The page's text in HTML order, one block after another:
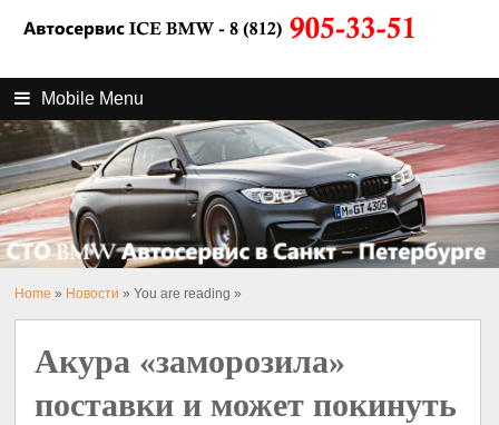
Mobile Menu
Home » Новости » You are reading »
Акура «заморозила»
поставки и может покинуть